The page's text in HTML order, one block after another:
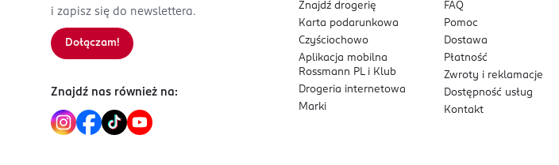
i zapisz się do newslettera.
Dołączam!
Znajdź nas również na:
Znajdź drogerię
Karta podarunkowa
Czyściochowo
Aplikacja mobilna
Rossmann PL i Klub
Drogeria internetowa
Marki
FAQ
Pomoc
Dostawa
Płatność
Zwroty i reklamacje
Dostępność usług
Kontakt